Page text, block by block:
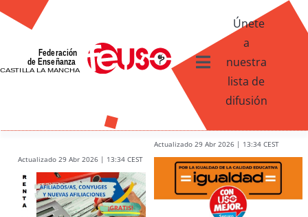
Skip
content
Toggle
Navigation
Contacto
Únete
a
nuestra
lista de
difusión
Actualizado 29 Abr 2026 | 13:34 CEST
Actualizado 29 Abr 2026 | 13:34 CEST